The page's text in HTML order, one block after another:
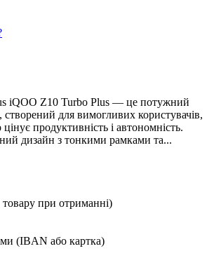
iQOO Z10 Turbo Plus — це потужний
для вимогливих користувачів,
продуктивність і автономність.
дизайн з тонкими рамками та...
при отриманні)
(IBAN або картка)